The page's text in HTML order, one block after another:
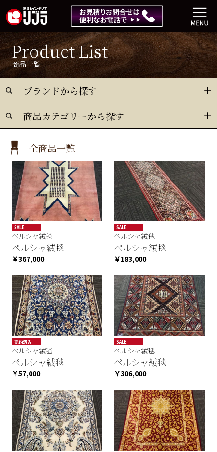
Product List
商品一覧
ブランドから探す
商品カテゴリーから探す
全商品一覧
SALE
ペルシャ絨毯
ペルシャ絨毯
￥367,000
SALE
ペルシャ絨毯
ペルシャ絨毯
￥183,000
売約済み
ペルシャ絨毯
ペルシャ絨毯
￥57,000
SALE
ペルシャ絨毯
ペルシャ絨毯
￥306,000